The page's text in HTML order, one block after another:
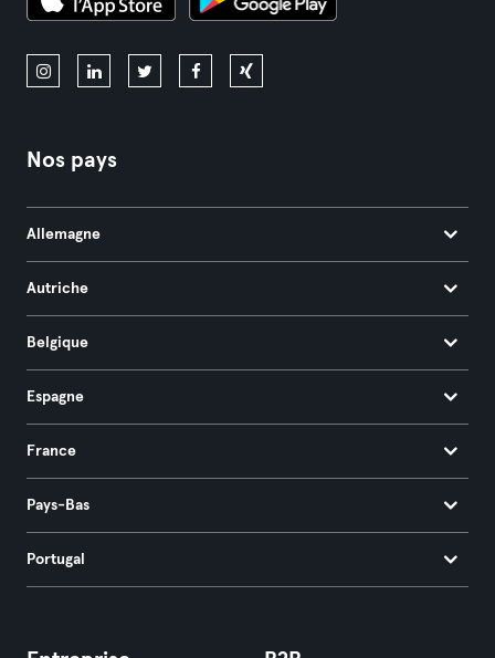
Nos pays
Allemagne
Autriche
Belgique
Espagne
France
Pays-Bas
Portugal